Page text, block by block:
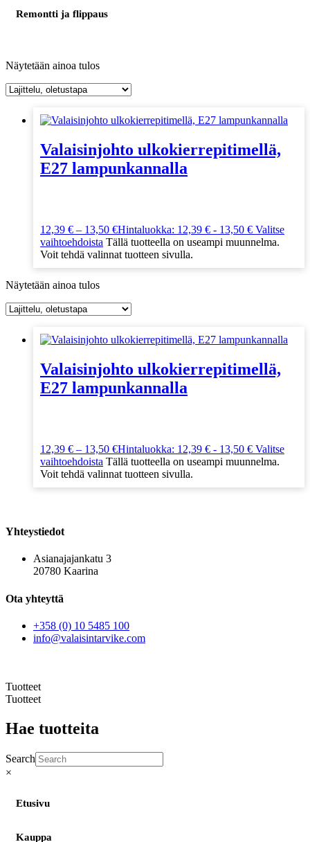
Remontti ja flippaus
Näytetään ainoa tulos
Valaisinjohto ulkokierrepitimellä,
E27 lampunkannalla
12,39 € – 13,50 €Hintaluokka: 12,39 € - 13,50 € Valitse
vaihtoehdoista Tällä tuotteella on useampi muunnelma.
Voit tehdä valinnat tuotteen sivulla.
Näytetään ainoa tulos
Valaisinjohto ulkokierrepitimellä,
E27 lampunkannalla
12,39 € – 13,50 €Hintaluokka: 12,39 € - 13,50 € Valitse
vaihtoehdoista Tällä tuotteella on useampi muunnelma.
Voit tehdä valinnat tuotteen sivulla.
Yhteystiedot
Asianajajankatu 3
20780 Kaarina
Ota yhteyttä
+358 (0) 10 5485 100
info@valaisintarvike.com
Tuotteet
Tuotteet
Hae tuotteita
Search
×
Etusivu
Kauppa